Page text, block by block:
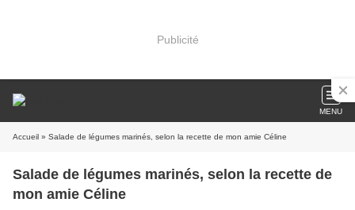
Publicité
MENU
Accueil » Salade de légumes marinés, selon la recette de mon amie Céline
Salade de légumes marinés, selon la recette de
mon amie Céline